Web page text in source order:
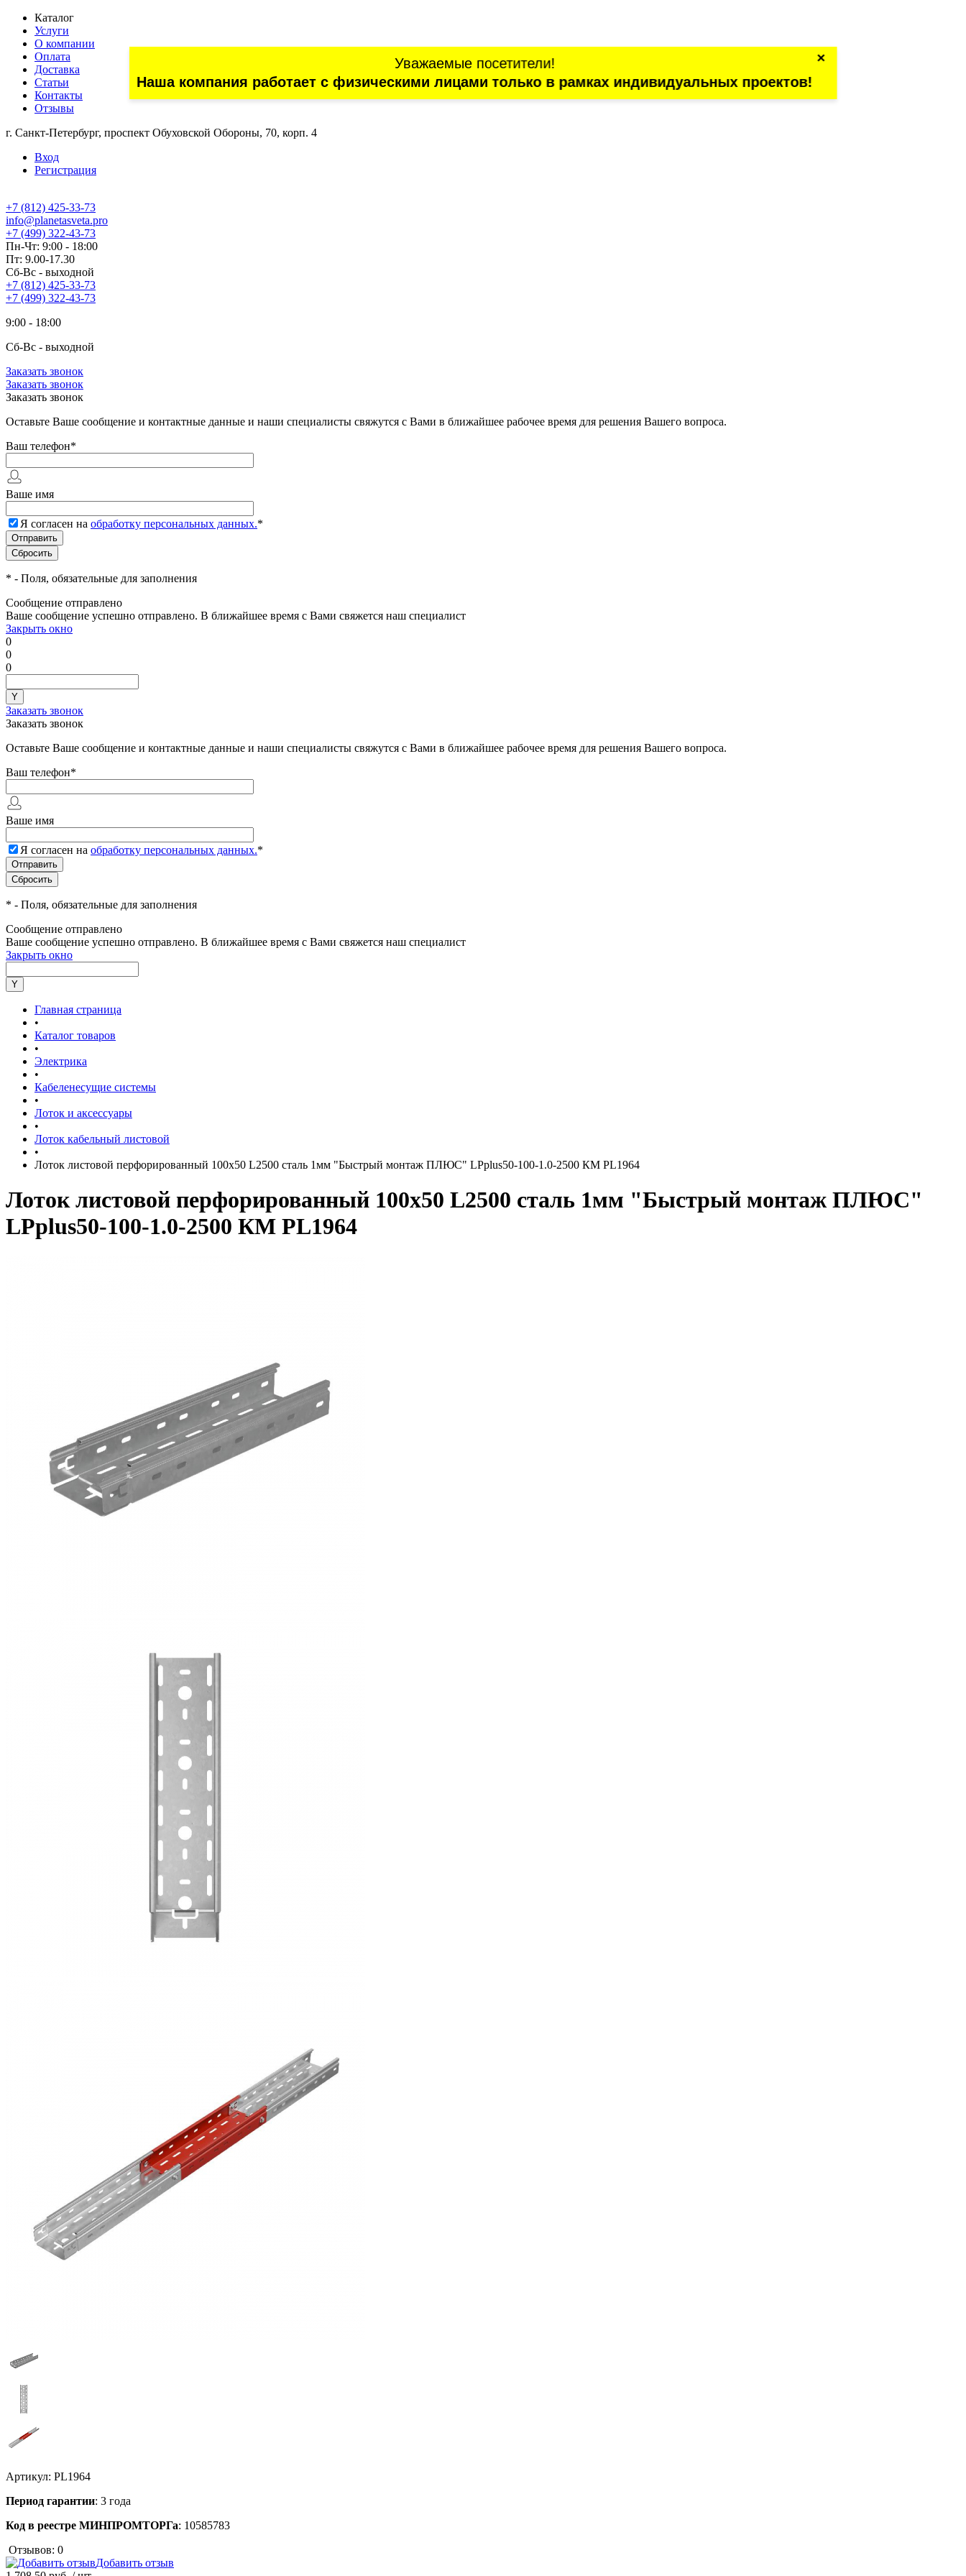
Каталог
Услуги
О компании
Оплата
Доставка
Статьи
Контакты
Отзывы
г. Санкт-Петербург, проспект Обуховской Обороны, 70, корп. 4
Вход
Регистрация
+7 (812) 425-33-73
Уважаемые посетители!
Наша компания работает с физическими лицами только в рамках индивидуальных проектов!
×
info@planetasveta.pro
+7 (499) 322-43-73
Пн-Чт: 9:00 - 18:00
Пт: 9.00-17.30
Сб-Вс - выходной
+7 (812) 425-33-73
+7 (499) 322-43-73
9:00 - 18:00
Сб-Вс - выходной
Заказать звонок
Заказать звонок
Заказать звонок
Оставьте Ваше сообщение и контактные данные и наши специалисты свяжутся с Вами в ближайшее рабочее время для решения Вашего вопроса.
Ваш телефон*
Ваше имя
Я согласен на обработку персональных данных.*
* - Поля, обязательные для заполнения
Сообщение отправлено
Ваше сообщение успешно отправлено. В ближайшее время с Вами свяжется наш специалист
Закрыть окно
0
0
0
Заказать звонок
Заказать звонок
Оставьте Ваше сообщение и контактные данные и наши специалисты свяжутся с Вами в ближайшее рабочее время для решения Вашего вопроса.
Ваш телефон*
Ваше имя
Я согласен на обработку персональных данных.*
* - Поля, обязательные для заполнения
Сообщение отправлено
Ваше сообщение успешно отправлено. В ближайшее время с Вами свяжется наш специалист
Закрыть окно
Главная страница
•
Каталог товаров
•
Электрика
•
Кабеленесущие системы
•
Лоток и аксессуары
•
Лоток кабельный листовой
•
Лоток листовой перфорированный 100х50 L2500 сталь 1мм "Быстрый монтаж ПЛЮС" LPplus50-100-1.0-2500 КМ PL1964
Лоток листовой перфорированный 100х50 L2500 сталь 1мм "Быстрый монтаж ПЛЮС"
LPplus50-100-1.0-2500 КМ PL1964
Артикул: PL1964
Период гарантии: 3 года
Код в реестре МИНПРОМТОРГа: 10585783
Отзывов: 0
Добавить отзыв